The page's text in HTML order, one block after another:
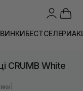
БЕСТСЕЛЕРИ
CRUMB White